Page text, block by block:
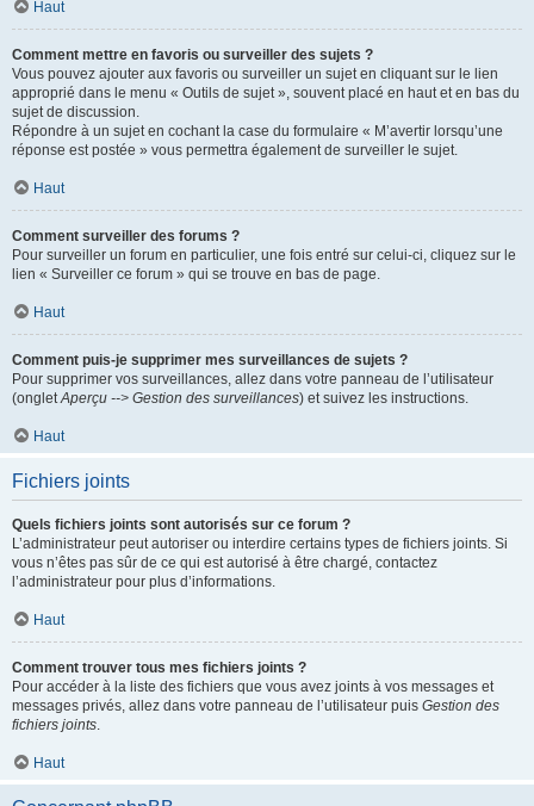
Haut
Comment mettre en favoris ou surveiller des sujets ?
Vous pouvez ajouter aux favoris ou surveiller un sujet en cliquant sur le lien
approprié dans le menu « Outils de sujet », souvent placé en haut et en bas du
sujet de discussion.
Répondre à un sujet en cochant la case du formulaire « M’avertir lorsqu’une
réponse est postée » vous permettra également de surveiller le sujet.
Haut
Comment surveiller des forums ?
Pour surveiller un forum en particulier, une fois entré sur celui-ci, cliquez sur le
lien « Surveiller ce forum » qui se trouve en bas de page.
Haut
Comment puis-je supprimer mes surveillances de sujets ?
Pour supprimer vos surveillances, allez dans votre panneau de l’utilisateur
(onglet Aperçu --> Gestion des surveillances) et suivez les instructions.
Haut
Fichiers joints
Quels fichiers joints sont autorisés sur ce forum ?
L’administrateur peut autoriser ou interdire certains types de fichiers joints. Si
vous n’êtes pas sûr de ce qui est autorisé à être chargé, contactez
l’administrateur pour plus d’informations.
Haut
Comment trouver tous mes fichiers joints ?
Pour accéder à la liste des fichiers que vous avez joints à vos messages et
messages privés, allez dans votre panneau de l’utilisateur puis Gestion des
fichiers joints
Haut